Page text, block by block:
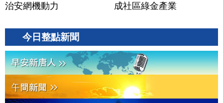
治安網機動力
成社區綠金產業
今日整點新聞